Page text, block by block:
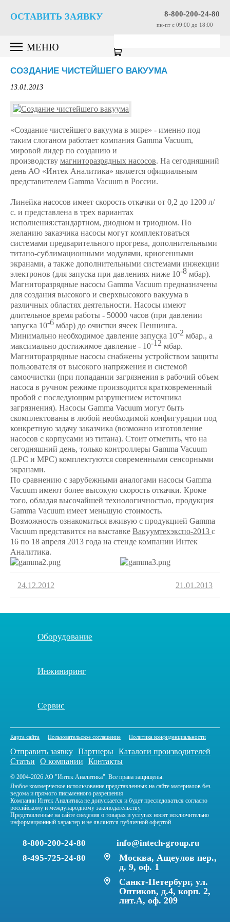
8-800-200-24-80
пн-пт c 09:00 до 18:00
ОСТАВИТЬ ЗАЯВКУ
МЕНЮ
СОЗДАНИЕ ЧИСТЕЙШЕГО ВАКУУМА
13.01.2013
«Создание чистейшего вакуума в мире» - именно под
таким слоганом работает компания Gamma Vacuum,
мировой лидер по созданию и
производству магниторазрядных насосов. На сегодняшний
день АО «Интек Аналитика» является официальным
представителем Gamma Vacuum в России.
Линейка насосов имеет скорость откачки от 0,2 до 1200 л/
с. и представлена в трех вариантах
исполнения:стандартном, диодном и триодном. По
желанию заказчика насосы могут комплектоваться
системами предварительного прогрева, дополнительными
титано-сублимационными модулями, криогенными
экранами, а также дополнительными системами инжекции
электронов (для запуска при давлениях ниже 10-8 мбар).
Магниторазрядные насосы Gamma Vacuum предназначены
для создания высокого и сверхвысокого вакуума в
различных областях деятельности. Насосы имеют
длительное время работы - 50000 часов (при давлении
запуска 10-6 мбар) до очистки ячеек Пеннинга.
Минимально необходимое давление запуска 10-2 мбар., а
максимально достижимое давление - 10-12 мбар.
Магниторазрядные насосы снабжены устройством защиты
пользователя от высокого напряжения и системой
самоочистки (при попадании загрязнения в рабочий объем
насоса в ручном режиме производится кратковременный
пробой с последующим разрушением источника
загрязнения). Насосы Gamma Vacuum могут быть
скомплектованы в любой необходимой конфигурации под
конкретную задачу заказчика (возможно изготовление
насосов с корпусами из титана). Стоит отметить, что на
сегодняшний день, только контроллеры Gamma Vacuum
(LPC и MPC) комплектуются современными сенсорными
экранами.
По сравнению с зарубежными аналогами насосы Gamma
Vacuum имеют более высокую скорость откачки. Кроме
того, обладая высочайшей технологичностью, продукция
Gamma Vacuum имеет меньшую стоимость.
Возможность ознакомиться вживую с продукцией Gamma
Vacuum представится на выставке Вакуумтехэкспо-2013 с
16 по 18 апреля 2013 года на стенде компании Интек
Аналитика.
24.12.2012 21.01.2013
Оборудование
Инжиниринг
Сервис
Карта сайта Пользовательское соглашение Политика конфиденциальности
Отправить заявку Партнеры Каталоги производителей
Статьи
О компании Контакты
© 2004-2026 АО "Интек Аналитика". Все права защищены.
Любое коммерческое использование представленных на сайте материалов без
ведома и прямого письменного разрешения
Компании Интек Аналитика не допускается и будет преследоваться согласно
российскому и международному законодательству.
Представленные на сайте сведения о товарах и услугах носят исключительно
информационный характер и не являются публичной офертой.
8-800-200-24-80
8-495-725-24-80
info@intech-group.ru
Москва, Ащеулов пер.,
д. 9, оф. 1
Санкт-Петербург, ул.
Оптиков, д.4, корп. 2,
лит.А, оф. 209